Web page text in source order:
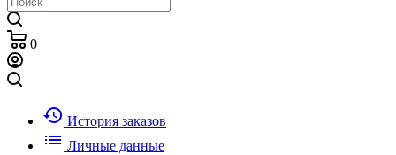
0
history История заказов
list Личные данные